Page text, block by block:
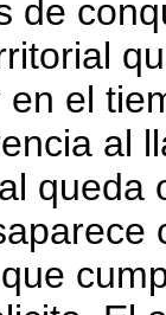
de
el
al
queda